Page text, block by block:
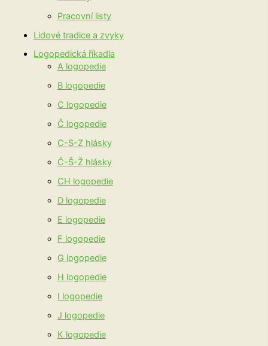
Pracovní listy
Lidové tradice a zvyky
Logopedická říkadla
A logopedie
B logopedie
C logopedie
Č logopedie
C-S-Z hlásky
Č-Š-Ž hlásky
CH logopedie
D logopedie
E logopedie
F logopedie
G logopedie
H logopedie
I logopedie
J logopedie
K logopedie